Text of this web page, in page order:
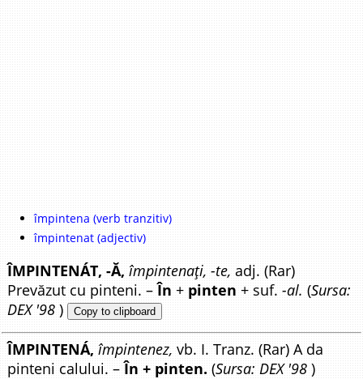
împintena (verb tranzitiv)
împintenat (adjectiv)
ÎMPINTENÁT, -Ă, împintenați, -te, adj. (Rar)
Prevăzut cu pinteni. –În + pinten + suf.-al. (Sursa:
DEX '98 ) Copy to clipboard
ÎMPINTENÁ, împintenez, vb. I. Tranz. (Rar) A da
pinteni calului. –În + pinten. (Sursa: DEX '98 )